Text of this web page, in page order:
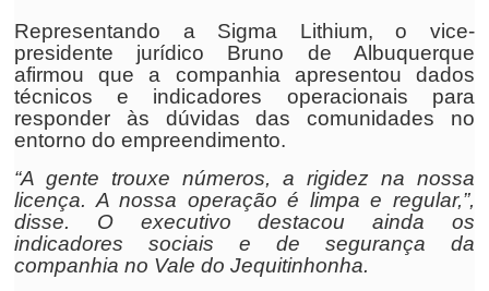
Representando a Sigma Lithium, o vice-
presidente jurídico Bruno de Albuquerque
afirmou que a companhia apresentou dados
técnicos e indicadores operacionais para
responder às dúvidas das comunidades no
entorno do empreendimento.
“A gente trouxe números, a rigidez na nossa
licença. A nossa operação é limpa e regular,”,
disse. O executivo destacou ainda os
indicadores sociais e de segurança da
companhia no Vale do Jequitinhonha.